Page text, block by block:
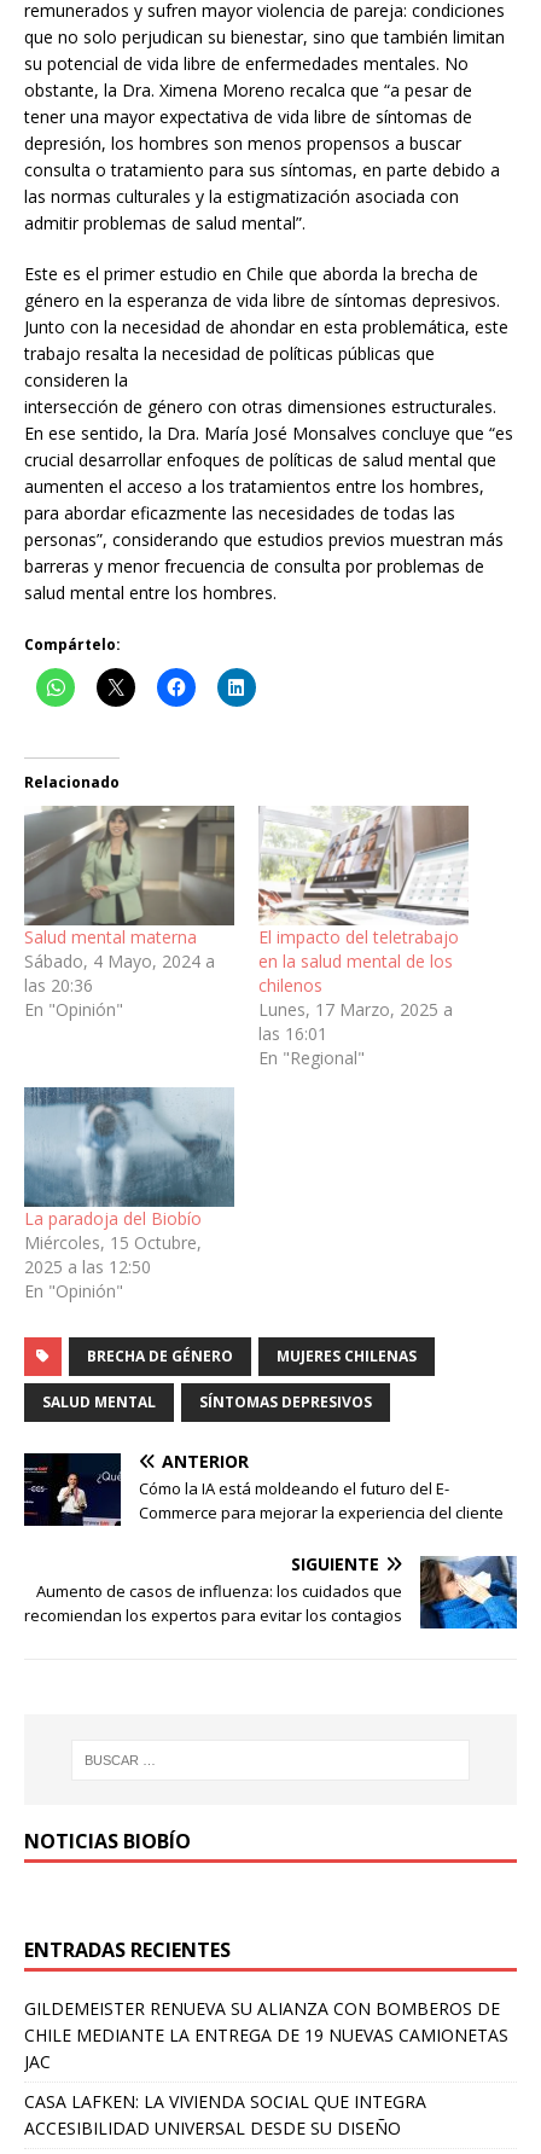
remunerados y sufren mayor violencia de pareja: condiciones
que no solo perjudican su bienestar, sino que también limitan
su potencial de vida libre de enfermedades mentales. No
obstante, la Dra. Ximena Moreno recalca que “a pesar de
tener una mayor expectativa de vida libre de síntomas de
depresión, los hombres son menos propensos a buscar
consulta o tratamiento para sus síntomas, en parte debido a
las normas culturales y la estigmatización asociada con
admitir problemas de salud mental”.
Este es el primer estudio en Chile que aborda la brecha de
género en la esperanza de vida libre de síntomas depresivos.
Junto con la necesidad de ahondar en esta problemática, este
trabajo resalta la necesidad de políticas públicas que
consideren la
intersección de género con otras dimensiones estructurales.
En ese sentido, la Dra. María José Monsalves concluye que “es
crucial desarrollar enfoques de políticas de salud mental que
aumenten el acceso a los tratamientos entre los hombres,
para abordar eficazmente las necesidades de todas las
personas”, considerando que estudios previos muestran más
barreras y menor frecuencia de consulta por problemas de
salud mental entre los hombres.
Compártelo:
Relacionado
Salud mental materna
Sábado, 4 Mayo, 2024 a
las 20:36
En "Opinión"
El impacto del teletrabajo
en la salud mental de los
chilenos
Lunes, 17 Marzo, 2025 a
las 16:01
En "Regional"
La paradoja del Biobío
Miércoles, 15 Octubre,
2025 a las 12:50
En "Opinión"
BRECHA DE GÉNERO MUJERES CHILENAS
SALUD MENTAL SÍNTOMAS DEPRESIVOS
ANTERIOR
Cómo la IA está moldeando el futuro del E-
Commerce para mejorar la experiencia del cliente
SIGUIENTE
Aumento de casos de influenza: los cuidados que
recomiendan los expertos para evitar los contagios
NOTICIAS BIOBÍO
ENTRADAS RECIENTES
GILDEMEISTER RENUEVA SU ALIANZA CON BOMBEROS DE
CHILE MEDIANTE LA ENTREGA DE 19 NUEVAS CAMIONETAS
JAC
CASA LAFKEN: LA VIVIENDA SOCIAL QUE INTEGRA
ACCESIBILIDAD UNIVERSAL DESDE SU DISEÑO